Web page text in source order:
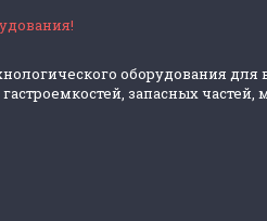
оборудования для
запасных